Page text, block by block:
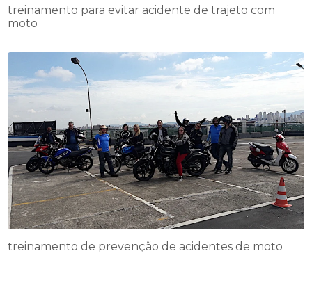
treinamento para evitar acidente de trajeto com
moto
treinamento de prevenção de acidentes de moto